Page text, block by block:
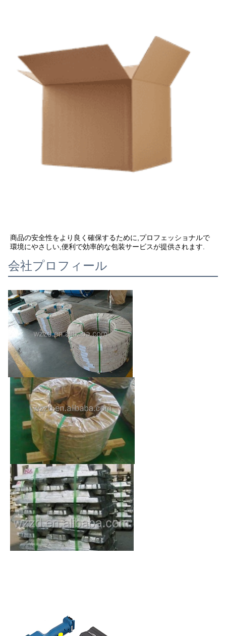
商品の安全性をより良く確保するために,プロフェッショナルで
環境にやさしい,便利で効率的な包装サービスが提供されます.
会社プロフィール